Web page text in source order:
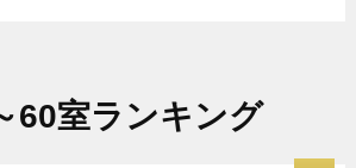
60室ランキング